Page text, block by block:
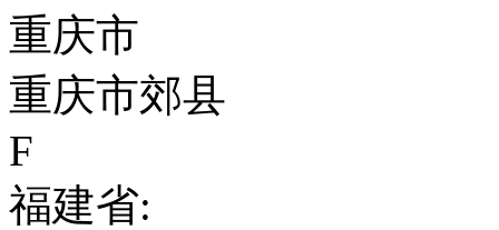
重庆市
重庆市郊县
F
福建省: